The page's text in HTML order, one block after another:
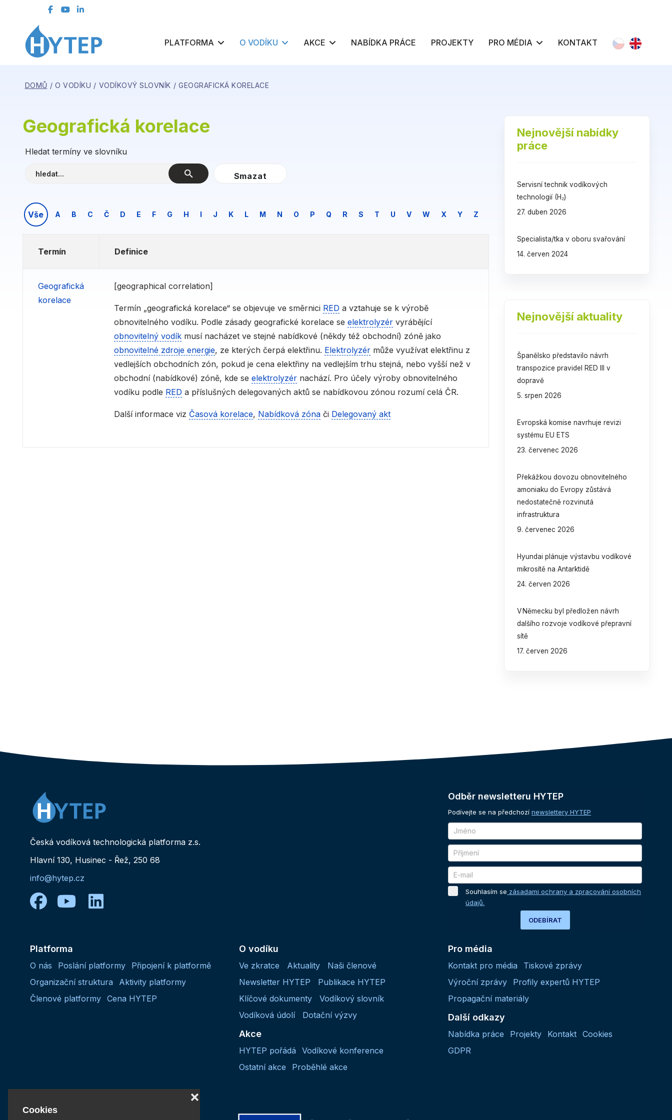
Cookies
❌
ČLENSKÁ SEKCE
PLATFORMA O VODÍKU AKCE NABÍDKA PRÁCE PROJEKTY PRO MÉDIA KONTAKT Zvolte jazyk
DOMŮ O VODÍKU VODÍKOVÝ SLOVNÍK GEOGRAFICKÁ KORELACE
Geografická korelace
Hledat termíny ve slovníku
Vše A B C Č D E F G H I J K L M N O P Q R S T U V W X Y Z
Termín Definice
Geografická
korelace
[geographical correlation]
Termín „geografická korelace“ se objevuje ve směrnici RED a vztahuje se k výrobě
obnovitelného vodíku. Podle zásady geografické korelace se elektrolyzérvyrábějící
obnovitelný vodíkmusí nacházet ve stejné nabídkové (někdy též obchodní) zóně jako
obnovitelné zdroje energie, ze kterých čerpá elektřinu. Elektrolyzérmůže využívat elektřinu z
vedlejších obchodních zón, pokud je cena elektřiny na vedlejším trhu stejná, nebo vyšší než v
obchodní (nabídkové) zóně, kde se elektrolyzérnachází. Pro účely výroby obnovitelného
vodíku podle RED a příslušných delegovaných aktů se nabídkovou zónou rozumí celá ČR.
Další informace viz Časová korelace, Nabídková zónači Delegovaný akt
Nejnovější nabídky
práce
Servisní technik vodíkových
technologií (H₂)
27. duben 2026
Specialista/tka v oboru svařování
14. červen 2024
Nejnovější aktuality
Španělsko představilo návrh
transpozice pravidel RED III v
dopravě
5. srpen 2026
Evropská komise navrhuje revizi
systému EU ETS
23. červenec 2026
Překážkou dovozu obnovitelného
amoniaku do Evropy zůstává
nedostatečně rozvinutá
infrastruktura
9. červenec 2026
Hyundai plánuje výstavbu vodíkové
mikrosítě na Antarktidě
24. červen 2026
V Německu byl předložen návrh
dalšího rozvoje vodíkové přepravní
sítě
17. červen 2026
Česká vodíková technologická platforma z.s.
Hlavní 130, Husinec - Řež, 250 68
info@hytep.cz
facebook
youtube
linkedin
Odběr newsletteru HYTEP
Podívejte se na předchozí newslettery HYTEP
Souhlasím se zásadami ochrany a zpracování osobních
údajů.
ODEBÍRAT
Platforma
O nás Poslání platformy
Připojení k platformě
Organizační struktura
Aktivity platformy
Členové platformy
Cena HYTEP
O vodíku
Ve zkratce Aktuality
Naši členové
Newsletter HYTEP
Publikace HYTEP
Klíčové dokumenty
Vodíkový slovník
Vodíková údolí
Dotační výzvy
Akce
HYTEP pořádá
Vodíkové konference
Ostatní akce
Proběhlé akce
Pro média
Kontakt pro média
Tiskové zprávy
Výroční zprávy
Profily expertů HYTEP
Propagační materiály
Další odkazy
Nabídka práce Projekty Kontakt
Cookies
GDPR